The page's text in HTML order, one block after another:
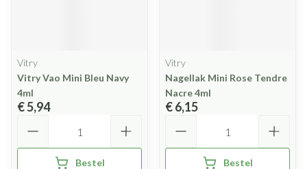
Vitry
Vitry Vao Mini Bleu Navy
4ml
€ 5,94
Bestel
Vitry
Nagellak Mini Rose Tendre
Nacre 4ml
€ 6,15
Bestel